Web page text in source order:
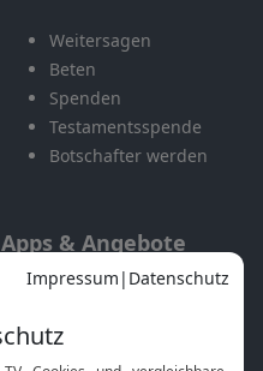
Weitersagen
Beten
Spenden
Testamentsspende
Botschafter werden
Apps & Angebote
Mobile App